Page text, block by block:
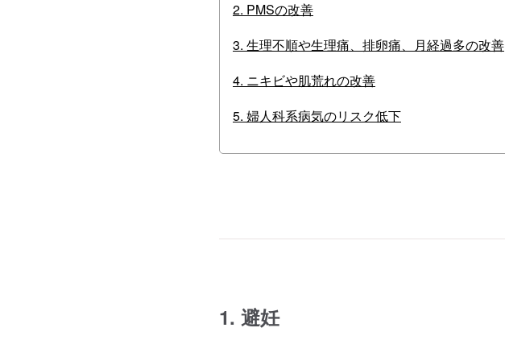
2. PMSの改善
3. 生理不順や生理痛、排卵痛、月経過多の改善
4. ニキビや肌荒れの改善
5. 婦人科系病気のリスク低下
1. 避妊